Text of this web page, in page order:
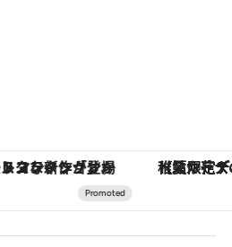
イタリア・トスカーナの郷土料理の手法で満喫！